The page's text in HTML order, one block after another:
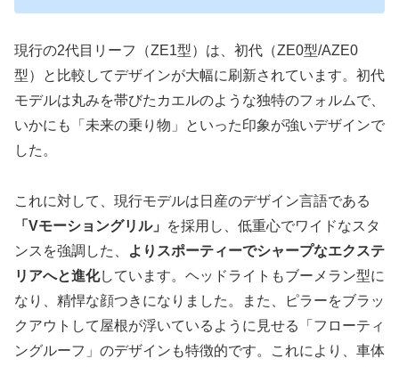
現行の2代目リーフ（ZE1型）は、初代（ZE0型/AZE0
型）と比較してデザインが大幅に刷新されています。初代
モデルは丸みを帯びたカエルのような独特のフォルムで、
いかにも「未来の乗り物」といった印象が強いデザインで
した。
これに対して、現行モデルは日産のデザイン言語である
「Vモーショングリル」
を採用し、低重心でワイドなスタ
ンスを強調した、
よりスポーティーでシャープなエクステ
リアへと進化しています。ヘッドライトもブーメラン型に
なり、精悍な顔つきになりました。また、ピラーをブラッ
クアウトして屋根が浮いているように見せる
「フローティ
ングルーフ」のデザイン も特徴的です。これにより、車体